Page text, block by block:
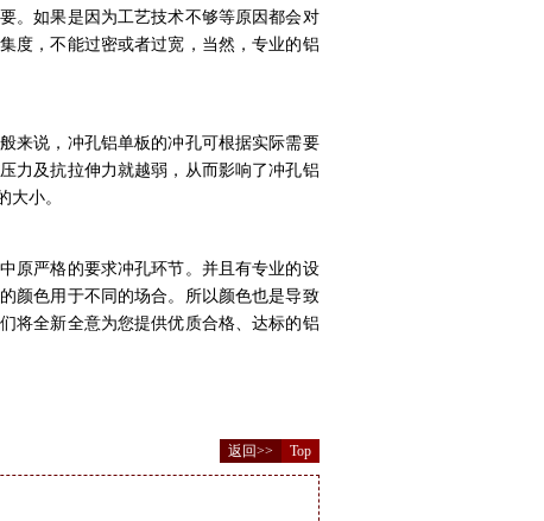
如果是因为工艺技术不够等原因都会对
度，不能过密或者过宽，当然，专业的铝
说，冲孔铝单板的冲孔可根据实际需要
力及抗拉伸力就越弱，从而影响了冲孔铝
小。
严格的要求冲孔环节。并且有专业的设
颜色用于不同的场合。所以颜色也是导致
将全新全意为您提供优质合格、达标的铝
返回>> Top